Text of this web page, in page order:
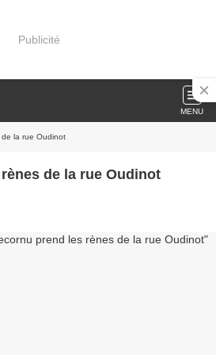
Publicité
MENU
la rue Oudinot
de la rue Oudinot